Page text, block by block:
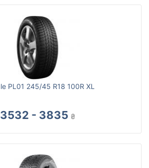
PL01 245/45 R18 100R XL
3532 - 3835 ₴